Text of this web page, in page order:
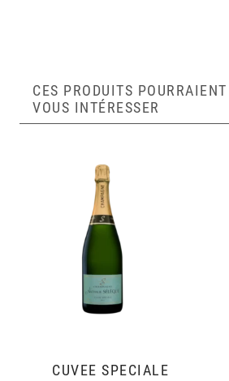
CES PRODUITS
VOUS INTÉRESSER
CUVÉE SPÉCIALE